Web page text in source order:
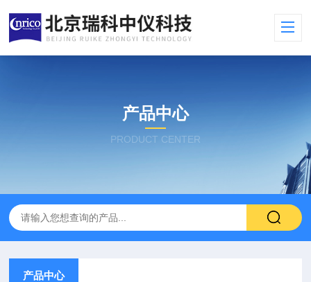
产品中心
PRODUCT CENTER
产品中心